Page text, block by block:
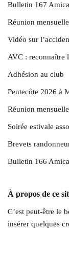
Bulletin 167
Réunion
Vidéo sur
AVC : reconnaître
Adhésion au club
Pentecôte 2026 à
Réunion
Soirée estivale
Brevets
Bulletin 166
À propos de ce
C’est peut-être le
insérer quelques